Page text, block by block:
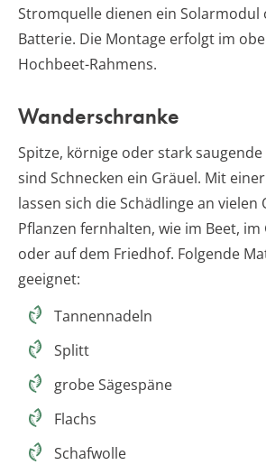
Stromquelle dienen ein Solarmodul
Batterie. Die Montage erfolgt im
Hochbeet-Rahmens.
Wanderschranke
Spitze, körnige oder stark
sind Schnecken ein Gräuel. Mit
lassen sich die Schädlinge an vielen
Pflanzen fernhalten, wie im Beet, im
oder auf dem Friedhof. Folgende
geeignet:
Tannennadeln
Splitt
grobe Sägespäne
Flachs
Schafwolle